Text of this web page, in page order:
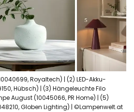
Royaltech) | (2) LED-Akku-
Hübsch) | (3) Hängeleuchte Filo
August (10045066, PR Home) | (5)
Globen Lighting) | ©Lampenwelt.at